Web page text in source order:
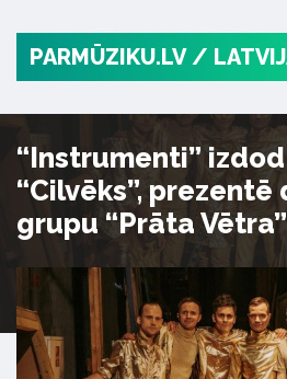
PARMŪZIKU.LV /
“Instrumenti”
“Cilvēks”, prezentē
grupu “Prāta Vētra”